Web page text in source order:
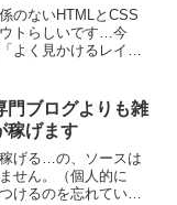
のないHTMLとCSS
トらしいです…今
よく見かけるレイア
のできた発達障害な
門ブログよりも雑
稼げます
げる…の、ソースは
せん。（個人的に
けるのを忘れていま